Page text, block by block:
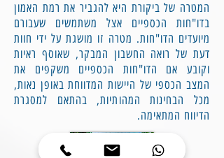
המטרה של ביקורת היא להגביר את רמת האמון
בדו"חות הכספיים אצל משתמשים שעבורם
מיועדים הדו"חות. מטרה זו מושגת על ידי חוות
דעת של רואה החשבון המבקר, שאוסף ראיות
וקובע אם הדו"חות הכספיים משקפים את
המצב הכספי של היישות המדווחת באופן נאות,
מכל הבחינות המהותיות, בהתאם למסגרת
הדיווח המתאימה.